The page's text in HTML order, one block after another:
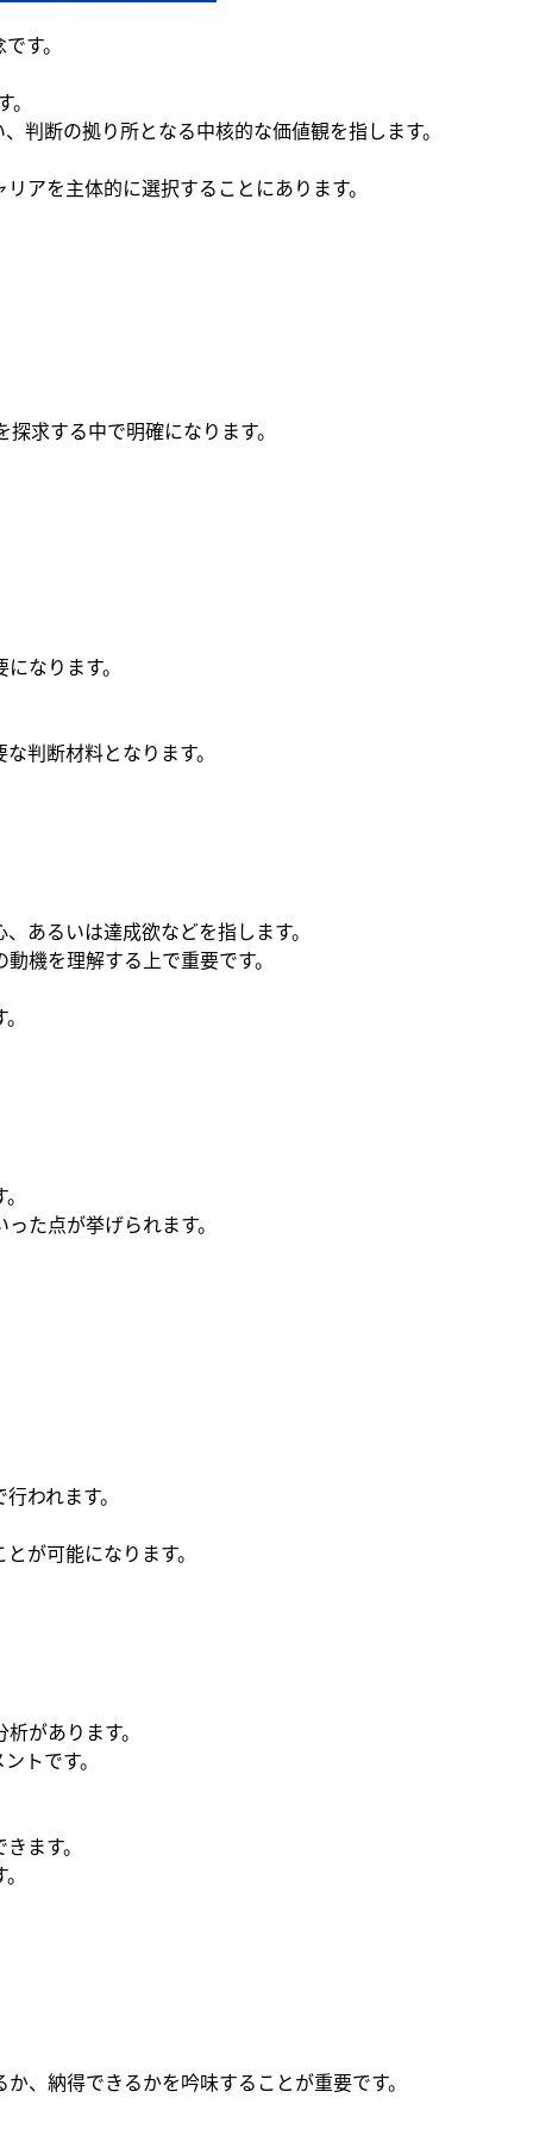
す。
判断の拠り所となる中核的な価値観を指します。
アを主体的に選択することにあります。
求する中で明確になります。
なります。
判断材料となります。
あるいは達成欲などを指します。
機を理解する上で重要です。
た点が挙げられます。
われます。
が可能になります。
があります。
トです。
ます。
、納得できるかを吟味することが重要です。